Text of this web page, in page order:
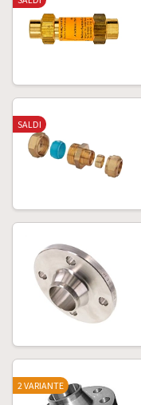
SALDI
2 VARIANTE